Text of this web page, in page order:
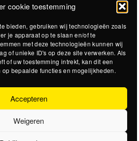
cookie toestemming
bieden, gebruiken wij technologieën zoals
je apparaat op te slaan en/of te
met deze technologieën kunnen wij
of unieke ID's op deze site verwerken. Als
of uw toestemming intrekt, kan dit een
bepaalde functies en mogelijkheden.
Accepteren
Weigeren
VAN 2016